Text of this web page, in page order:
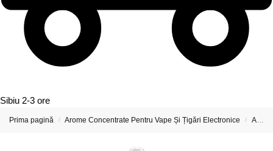
Sibiu 2-3 ore
Prima pagină / Arome Concentrate Pentru Vape Și Țigări Electronice / Arome Concentrate Biggy Bear